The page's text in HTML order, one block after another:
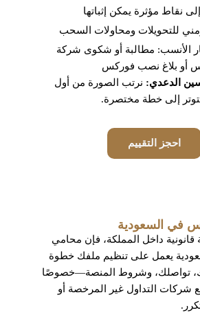
نقاط مؤثرة يمكن إثباتها
للتحويلات ومحاولات السحب
الأنسب: مطالبة أو شكوى شركة
أو بلاغ نصب فوركس
الدعدي: نرتب الصورة من أول
إلى خطة مختصرة.
احجز التقييم
في السعودية
قانونية داخل المملكة، فإن محامي
يعمل على تنظيم ملفك خطوة
تواصلك، وشروط المنصة—خصوصًا
شركات التداول غير المرخصة أو